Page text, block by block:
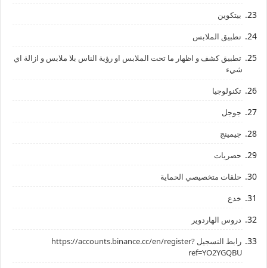
بيتكوين
تطبيق الملابس
تطبيق كشف و اظهار ما تحت الملابس او رؤية الناس بلا ملابس و ازالة اي
شيء
تكنولوجيا
جوجل
جيمينج
حصريات
حلقات متخصيصي الحماية
خدع
دروس الهاردوير
رابط ‏التسجيل ‏https://accounts.binance.cc/en/register?
ref=YO2YGQBU ‏